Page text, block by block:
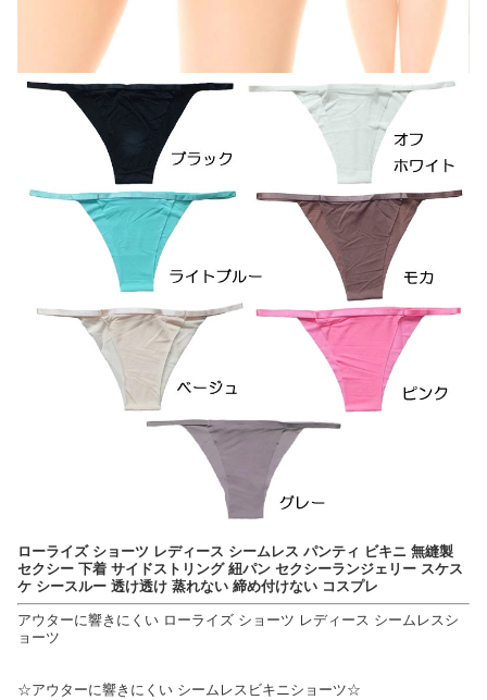
ローライズ ショーツ レディース シームレス パンティ ビキニ 無縫製
セクシー 下着 サイドストリング 紐パン セクシーランジェリー スケス
ケ シースルー 透け透け 蒸れない 締め付けない コスプレ
アウターに響きにくい ローライズ ショーツ レディース シームレスシ
ョーツ
☆アウターに響きにくい シームレスビキニショーツ☆